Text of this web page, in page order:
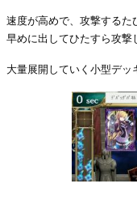
速度が高めで、攻撃するた
早めに出してひたすら攻撃
大量展開していく小型デッ